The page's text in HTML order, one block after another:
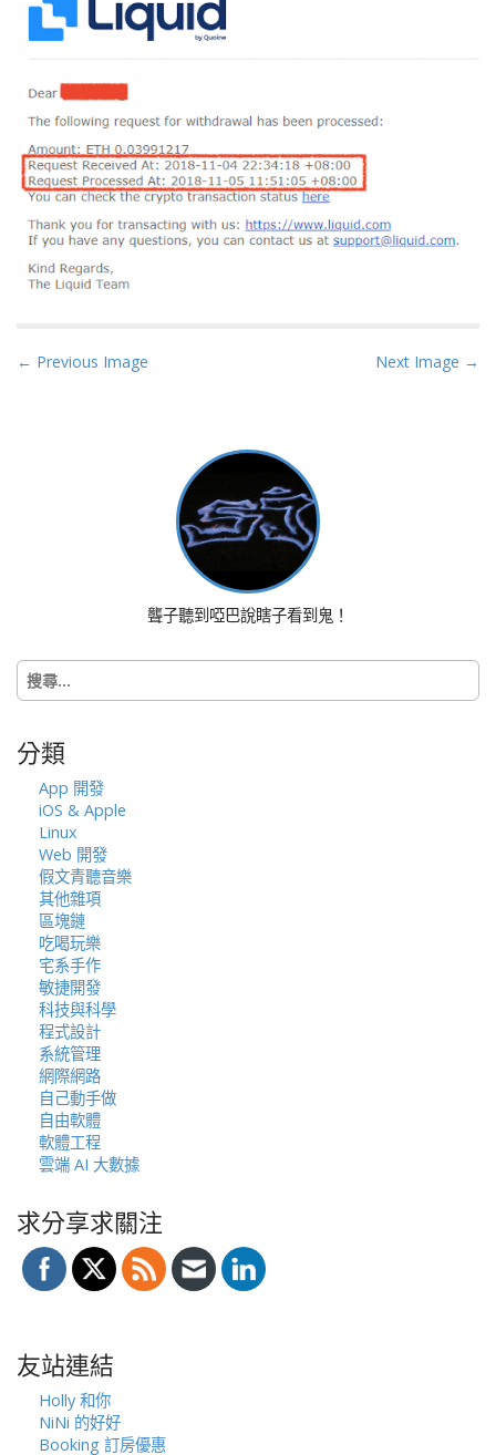
P
i
o
n
← Previous Image Next Image →
聾子聽到啞巴說瞎子看到鬼！
搜
尋
字:
分類
App 開發
iOS & Apple
Linux
Web 開發
假文青聽音樂
其他雜項
區塊鏈
吃喝玩樂
宅系手作
敏捷開發
科技與科學
程式設計
系統管理
網際網路
自己動手做
自由軟體
軟體工程
雲端 AI 大數據
求分享求關注
友站連結
Holly 和你
NiNi 的好好
Booking 訂房優惠